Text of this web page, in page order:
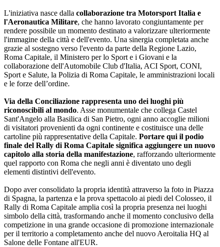
L'iniziativa nasce dalla collaborazione tra Motorsport Italia e
l'Aeronautica Militare, che hanno lavorato congiuntamente per
rendere possibile un momento destinato a valorizzare ulteriormente
l'immagine della città e dell'evento. Una sinergia completata anche
grazie al sostegno verso l'evento da parte della Regione Lazio,
Roma Capitale, il Ministero per lo Sport e i Giovani e la
collaborazione dell'Automobile Club d'Italia, ACI Sport, CONI,
Sport e Salute, la Polizia di Roma Capitale, le amministrazioni locali
e le forze dell’ordine.
Via della Conciliazione rappresenta uno dei luoghi più
riconoscibili al mondo. Asse monumentale che collega Castel
Sant'Angelo alla Basilica di San Pietro, ogni anno accoglie milioni
di visitatori provenienti da ogni continente e costituisce una delle
cartoline più rappresentative della Capitale. Portare qui il podio
finale del Rally di Roma Capitale significa aggiungere un nuovo
capitolo alla storia della manifestazione, rafforzando ulteriormente
quel rapporto con Roma che negli anni è diventato uno degli
elementi distintivi dell'evento.
Dopo aver consolidato la propria identità attraverso la foto in Piazza
di Spagna, la partenza e la prova spettacolo ai piedi del Colosseo, il
Rally di Roma Capitale amplia così la propria presenza nei luoghi
simbolo della città, trasformando anche il momento conclusivo della
competizione in una grande occasione di promozione internazionale
per il territorio a completamento anche del nuovo Aeroitalia HQ al
Salone delle Fontane all'EUR.